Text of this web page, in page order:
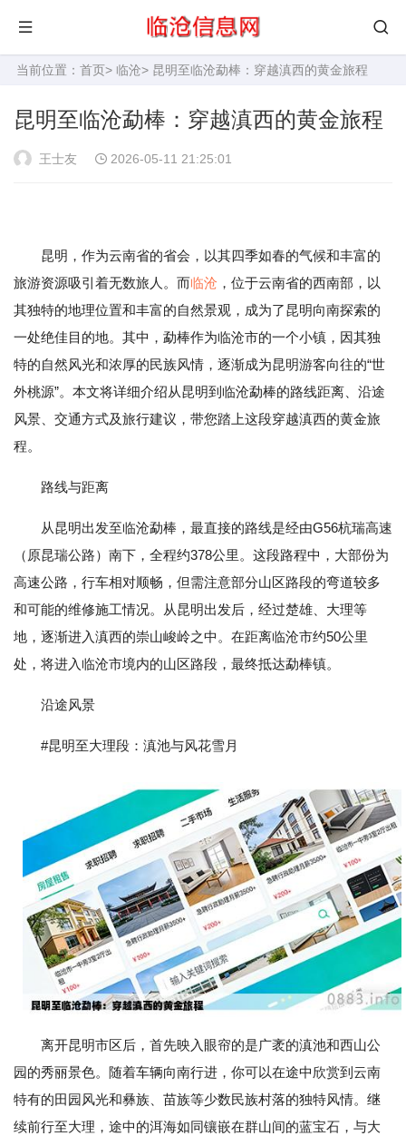
当前位置： 首页> 临沧> 昆明至临沧勐棒：穿越滇西的黄金旅程
昆明至临沧勐棒：穿越滇西的黄金旅程
王士友 2026-05-11 21:25:01
昆明，作为云南省的省会，以其四季如春的气候和丰富的
旅游资源吸引着无数旅人。而临沧 ，位于云南省的西南部，以
其独特的地理位置和丰富的自然景观，成为了昆明向南探索的
一处绝佳目的地。其中，勐棒作为临沧市的一个小镇，因其独
特的自然风光和浓厚的民族风情，逐渐成为昆明游客向往的“世
外桃源”。本文将详细介绍从昆明到临沧勐棒的路线距离、沿途
风景、交通方式及旅行建议，带您踏上这段穿越滇西的黄金旅
程。
路线与距离
从昆明出发至临沧勐棒，最直接的路线是经由G56杭瑞高速
（原昆瑞公路）南下，全程约378公里。这段路程中，大部份为
高速公路，行车相对顺畅，但需注意部分山区路段的弯道较多
和可能的维修施工情况。从昆明出发后，经过楚雄、大理等
地，逐渐进入滇西的崇山峻岭之中。在距离临沧市约50公里
处，将进入临沧市境内的山区路段，最终抵达勐棒镇。
沿途风景
#昆明至大理段：滇池与风花雪月
离开昆明市区后，首先映入眼帘的是广袤的滇池和西山公
园的秀丽景色。随着车辆向南行进，你可以在途中欣赏到云南
特有的田园风光和彝族、苗族等少数民族村落的独特风情。继
续前行至大理，途中的洱海如同镶嵌在群山间的蓝宝石，与大